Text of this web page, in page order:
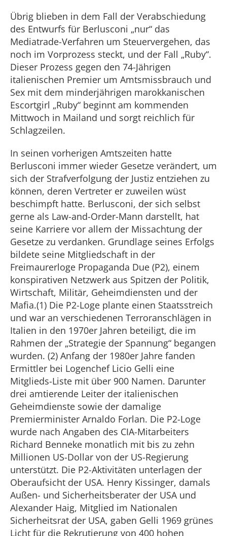
Übrig blieben in dem Fall der Verabschiedung
des Entwurfs für Berlusconi „nur“ das
Mediatrade-Verfahren um Steuervergehen, das
noch im Vorprozess steckt, und der Fall „Ruby“.
Dieser Prozess gegen den 74-Jährigen
italienischen Premier um Amtsmissbrauch und
Sex mit dem minderjährigen marokkanischen
Escortgirl „Ruby“ beginnt am kommenden
Mittwoch in Mailand und sorgt reichlich für
Schlagzeilen.
In seinen vorherigen Amtszeiten hatte
Berlusconi immer wieder Gesetze verändert, um
sich der Strafverfolgung der Justiz entziehen zu
können, deren Vertreter er zuweilen wüst
beschimpft hatte. Berlusconi, der sich selbst
gerne als Law-and-Order-Mann darstellt, hat
seine Karriere vor allem der Missachtung der
Gesetze zu verdanken. Grundlage seines Erfolgs
bildete seine Mitgliedschaft in der
Freimaurerloge Propaganda Due (P2), einem
konspirativen Netzwerk aus Spitzen der Politik,
Wirtschaft, Militär, Geheimdiensten und der
Mafia.(1) Die P2-Loge plante einen Staatsstreich
und war an verschiedenen Terroranschlägen in
Italien in den 1970er Jahren beteiligt, die im
Rahmen der „Strategie der Spannung“ begangen
wurden. (2) Anfang der 1980er Jahre fanden
Ermittler bei Logenchef Licio Gelli eine
Mitglieds-Liste mit über 900 Namen. Darunter
drei amtierende Leiter der italienischen
Geheimdienste sowie der damalige
Premierminister Arnaldo Forlan. Die P2-Loge
wurde nach Angaben des CIA-Mitarbeiters
Richard Benneke monatlich mit bis zu zehn
Millionen US-Dollar von der US-Regierung
unterstützt. Die P2-Aktivitäten unterlagen der
Oberaufsicht der USA. Henry Kissinger, damals
Außen- und Sicherheitsberater der USA und
Alexander Haig, Mitglied im Nationalen
Sicherheitsrat der USA, gaben Gelli 1969 grünes
Licht für die Rekrutierung von 400 hohen